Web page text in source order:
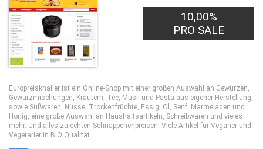
10,00%
PRO SALE
Europreisknaller ist ein Online-Shop mit einer großen Auswahl an Gewürzen,
Gewürzmischungen, Kräutern, Tee, Müsli und Pasta aus eigener Herstellung,
sowie Süßwaren, Nüsse, Trockenfrüchte, Essig, Öl, Senf, Marmeladen und
Honig, eine große Auswahl an Haushaltsartikeln, Schreibwaren und vieles
mehr. Und alles zu echten Schnäppchenpreisen! Viele Artikel für Veganer und
Vegetarier in BIO Qualität.